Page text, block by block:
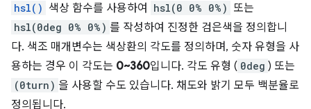
hsl() 색상 함수를 사용하여 hsl(0 0% 0%) 또는
hsl(0deg 0% 0%) 를 작성하여 진정한 검은색을 정의합니
다. 색조 매개변수는 색상환의 각도를 정의하며, 숫자 유형을 사
용하는 경우 이 각도는 0~360입니다. 각도 유형 ( 0deg ) 또는
(0turn) 을 사용할 수도 있습니다. 채도와 밝기 모두 백분율로
정의됩니다.